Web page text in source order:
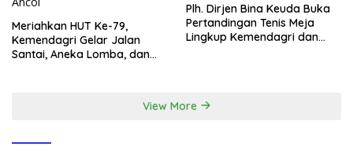
Meriahkan HUT Ke-79,
Kemendagri Gelar Jalan
Santai, Aneka Lomba, dan
Plh. Dirjen Bina Keuda Buka
Pertandingan Tenis Meja
Lingkup Kemendagri dan
View More